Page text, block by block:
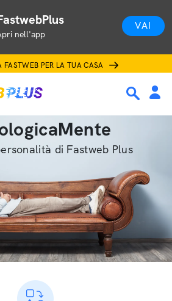
nell'app
VAI
FASTWEB PER LA TUA CASA
di Fastweb Plus